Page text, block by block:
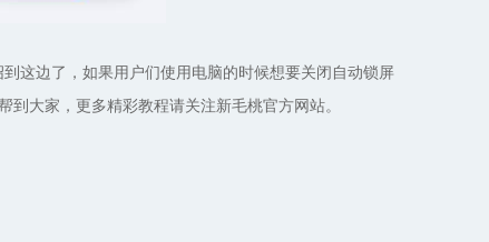
边了，如果用户们使用电脑的时候想要关闭自动锁屏
大家，更多精彩教程请关注新毛桃官方网站。